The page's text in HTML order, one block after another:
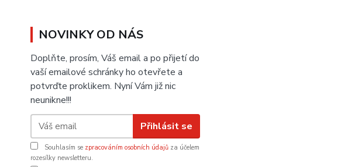
NOVINKY OD NÁS
Doplňte, prosím, Váš email a po přijetí do
vaší emailové schránky ho otevřete a
potvrďte proklikem. Nyní Vám již nic
neunikne!!!
Přihlásit se
Souhlasím se zpracováním osobních údajů za účelem
rozesílky newsletteru.